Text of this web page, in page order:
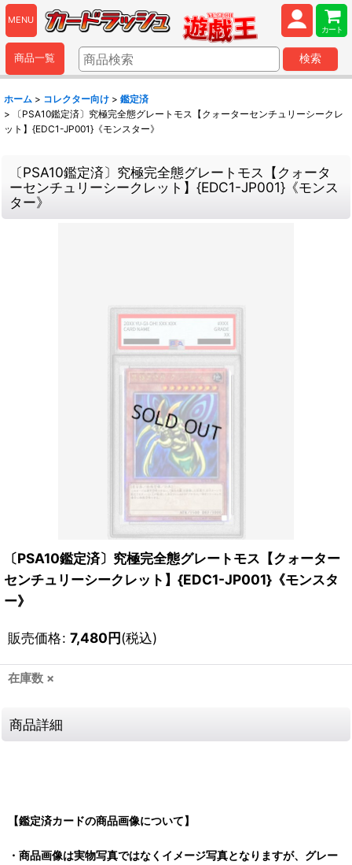
MENU
カート
商品一覧 検索
ホーム > コレクター向け > 鑑定済
>
〔PSA10鑑定済〕究極完全態グレートモス【クォーターセンチュリーシークレ
ット】{EDC1-JP001}《モンスター》
〔PSA10鑑定済〕究極完全態グレートモス【クォータ
ーセンチュリーシークレット】{EDC1-JP001}《モンス
ター》
〔PSA10鑑定済〕究極完全態グレートモス【クォーター
センチュリーシークレット】{EDC1-JP001}《モンスタ
ー》
販売価格: 7,480円(税込)
在庫数 ×
商品詳細
【鑑定済カードの商品画像について】
・商品画像は実物写真ではなくイメージ写真となりますが、グレー